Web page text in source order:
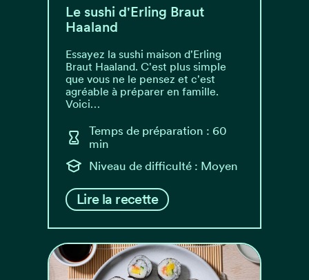
Le sushi d'Erling Braut
Haaland
Essayez la sushi maison d'Erling
Braut Haaland. C'est plus simple
que vous ne le pensez et c'est
agréable à préparer en famille.
Voici…
Temps de préparation : 60
min
Niveau de difficulté : Moyen
Lire la recette